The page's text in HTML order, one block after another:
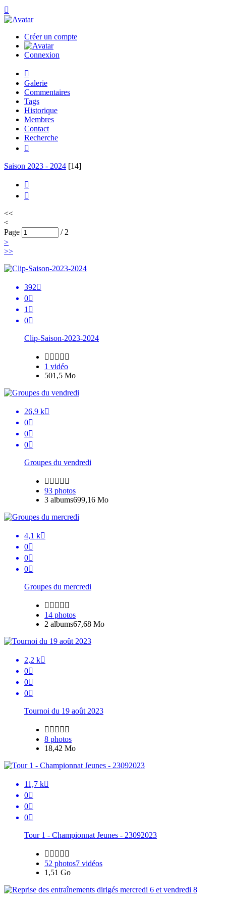

Créer un compte
Connexion

Galerie
Commentaires
Tags
Historique
Membres
Contact
Recherche

Saison 2023 - 2024 [14]


<<
<
Page
/ 2
>
>>
392
0
1 
0
Clip-Saison-2023-2024
    
1 vidéo
501,5 Mo
26,9 k
0
0
0
Groupes du vendredi
    
93 photos
3 albums699,16 Mo
4,1 k
0
0
0
Groupes du mercredi
    
14 photos
2 albums67,68 Mo
2,2 k
0
0
0
Tournoi du 19 août 2023
    
8 photos
18,42 Mo
11,7 k
0
0
0
Tour 1 - Championnat Jeunes - 23092023
    
52 photos7 vidéos
1,51 Go